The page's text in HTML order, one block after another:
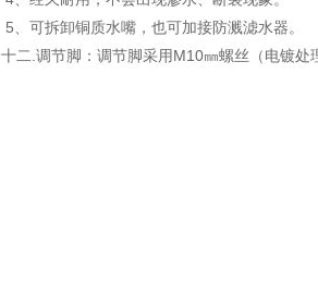
5、 可拆卸铜质水嘴，也可加接防溅滤水器。
十二.调节脚： 调节脚采用M10㎜螺丝（电镀处